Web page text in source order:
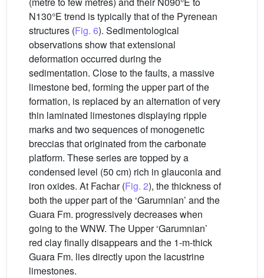
N130°E trend is typically that of the Pyrenean
structures (Fig. 6). Sedimentological
observations show that extensional
deformation occurred during the
sedimentation. Close to the faults, a massive
limestone bed, forming the upper part of the
formation, is replaced by an alternation of very
thin laminated limestones displaying ripple
marks and two sequences of monogenetic
breccias that originated from the carbonate
platform. These series are topped by a
condensed level (50 cm) rich in glauconia and
iron oxides. At Fachar (Fig. 2), the thickness of
both the upper part of the ‘Garumnian’ and the
Guara Fm. progressively decreases when
going to the WNW. The Upper ‘Garumnian’
red clay finally disappears and the 1-m-thick
Guara Fm. lies directly upon the lacustrine
limestones.